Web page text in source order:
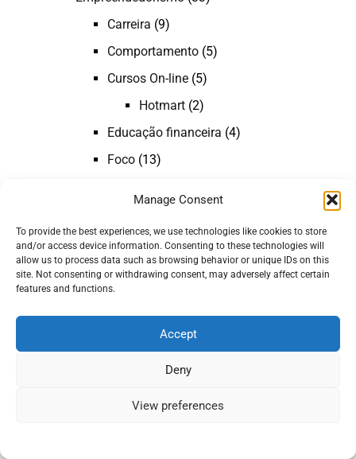
Manage Consent
To provide the best experiences, we use technologies like cookies to store
and/or access device information. Consenting to these technologies will
allow us to process data such as browsing behavior or unique IDs on this
site. Not consenting or withdrawing consent, may adversely affect certain
features and functions.
Accept
Deny
View preferences
Carreira (9)
Comportamento (5)
Cursos On-line (5)
Hotmart (2)
Educação financeira (4)
Foco (13)
Rotina(3)
Trabalho(6)
Fashion
Eventos(9)
Reino Unido
Gastronomia do Mundo